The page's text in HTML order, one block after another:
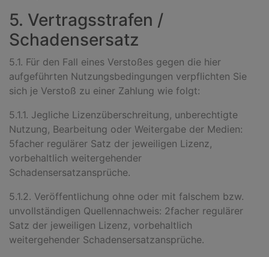
5. Vertragsstrafen /
Schadensersatz
5.1. Für den Fall eines Verstoßes gegen die hier
aufgeführten Nutzungsbedingungen verpflichten Sie
sich je Verstoß zu einer Zahlung wie folgt:
5.1.1. Jegliche Lizenzüberschreitung, unberechtigte
Nutzung, Bearbeitung oder Weitergabe der Medien:
5facher regulärer Satz der jeweiligen Lizenz,
vorbehaltlich weitergehender
Schadensersatzansprüche.
5.1.2. Veröffentlichung ohne oder mit falschem bzw.
unvollständigen Quellennachweis: 2facher regulärer
Satz der jeweiligen Lizenz, vorbehaltlich
weitergehender Schadensersatzansprüche.